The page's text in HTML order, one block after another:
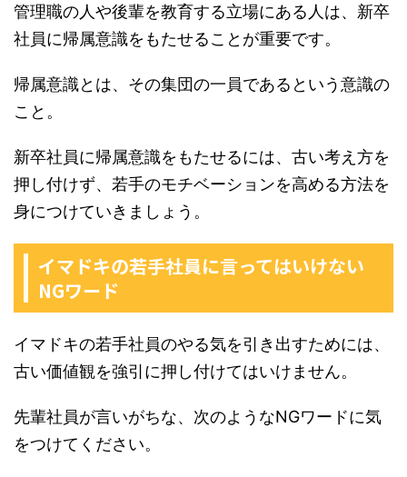
管理職の人や後輩を教育する立場にある人は、新卒
社員に帰属意識をもたせることが重要です。
帰属意識とは、その集団の一員であるという意識の
こと。
新卒社員に帰属意識をもたせるには、古い考え方を
押し付けず、若手のモチベーションを高める方法を
身につけていきましょう。
イマドキの若手社員に言ってはいけない
NGワード
イマドキの若手社員のやる気を引き出すためには、
古い価値観を強引に押し付けてはいけません。
先輩社員が言いがちな、次のようなNGワードに気
をつけてください。